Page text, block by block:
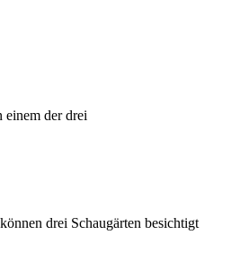
einem der drei
drei Schaugärten besichtigt